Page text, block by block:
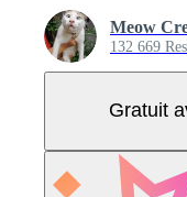
Meow
132 669
Gratuit